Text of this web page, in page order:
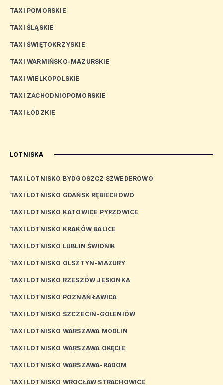
TAXI POMORSKIE
TAXI ŚLĄSKIE
TAXI ŚWIĘTOKRZYSKIE
TAXI WARMIŃSKO-MAZURSKIE
TAXI WIELKOPOLSKIE
TAXI ZACHODNIOPOMORSKIE
TAXI ŁÓDZKIE
LOTNISKA
TAXI LOTNISKO BYDGOSZCZ SZWEDEROWO
TAXI LOTNISKO GDAŃSK RĘBIECHOWO
TAXI LOTNISKO KATOWICE PYRZOWICE
TAXI LOTNISKO KRAKÓW BALICE
TAXI LOTNISKO LUBLIN ŚWIDNIK
TAXI LOTNISKO OLSZTYN-MAZURY
TAXI LOTNISKO RZESZÓW JESIONKA
TAXI LOTNISKO POZNAŃ ŁAWICA
TAXI LOTNISKO SZCZECIN-GOLENIÓW
TAXI LOTNISKO WARSZAWA MODLIN
TAXI LOTNISKO WARSZAWA OKĘCIE
TAXI LOTNISKO WARSZAWA-RADOM
TAXI LOTNISKO WROCŁAW STRACHOWICE